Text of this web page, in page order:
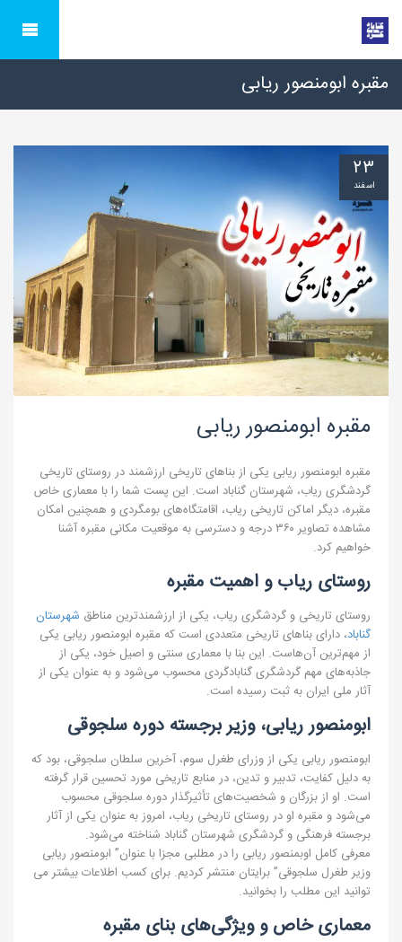
مقبره ابومنصور ریابی
مقبره ابومنصور ریابی
مقبره ابومنصور ریابی یکی از بناهای تاریخی ارزشمند در روستای تاریخی
گردشگری ریاب، شهرستان گناباد است. این پست شما را با معماری خاص
مقبره، دیگر اماکن تاریخی ریاب، اقامتگاه‌های بومگردی و همچنین امکان
مشاهده تصاویر ۳۶۰ درجه و دسترسی به موقعیت مکانی مقبره آشنا
خواهیم کرد.
روستای ریاب و اهمیت مقبره
روستای تاریخی و گردشگری ریاب، یکی از ارزشمندترین مناطق شهرستان
گناباد، دارای بناهای تاریخی متعددی است که مقبره ابومنصور ریابی یکی
از مهم‌ترین آن‌هاست. این بنا با معماری سنتی و اصیل خود، یکی از
جاذبه‌های مهم گردشگری گنابادگردی محسوب می‌شود و به عنوان یکی از
آثار ملی ایران به ثبت رسیده است.
ابومنصور ریابی، وزیر برجسته دوره سلجوقی
ابومنصور ریابی یکی از وزرای طغرل سوم، آخرین سلطان سلجوقی، بود که
به دلیل کفایت، تدبیر و تدین، در منابع تاریخی مورد تحسین قرار گرفته
است. او از بزرگان و شخصیت‌های تأثیرگذار دوره سلجوقی محسوب
می‌شود و مقبره او در روستای تاریخی ریاب، امروز به عنوان یکی از آثار
برجسته فرهنگی و گردشگری شهرستان گناباد شناخته می‌شود.
معرفی کامل اوبمنصور ریابی را در مطلبی مجزا با عنوان” ابومنصور ریابی
وزیر طغرل سلجوقی” برایتان منتشر کردیم. برای کسب اطلاعات بیشتر می
توانید این مطلب را بخوانید.
معماری خاص و ویژگی‌های بنای مقبره
۲۳
اسفند